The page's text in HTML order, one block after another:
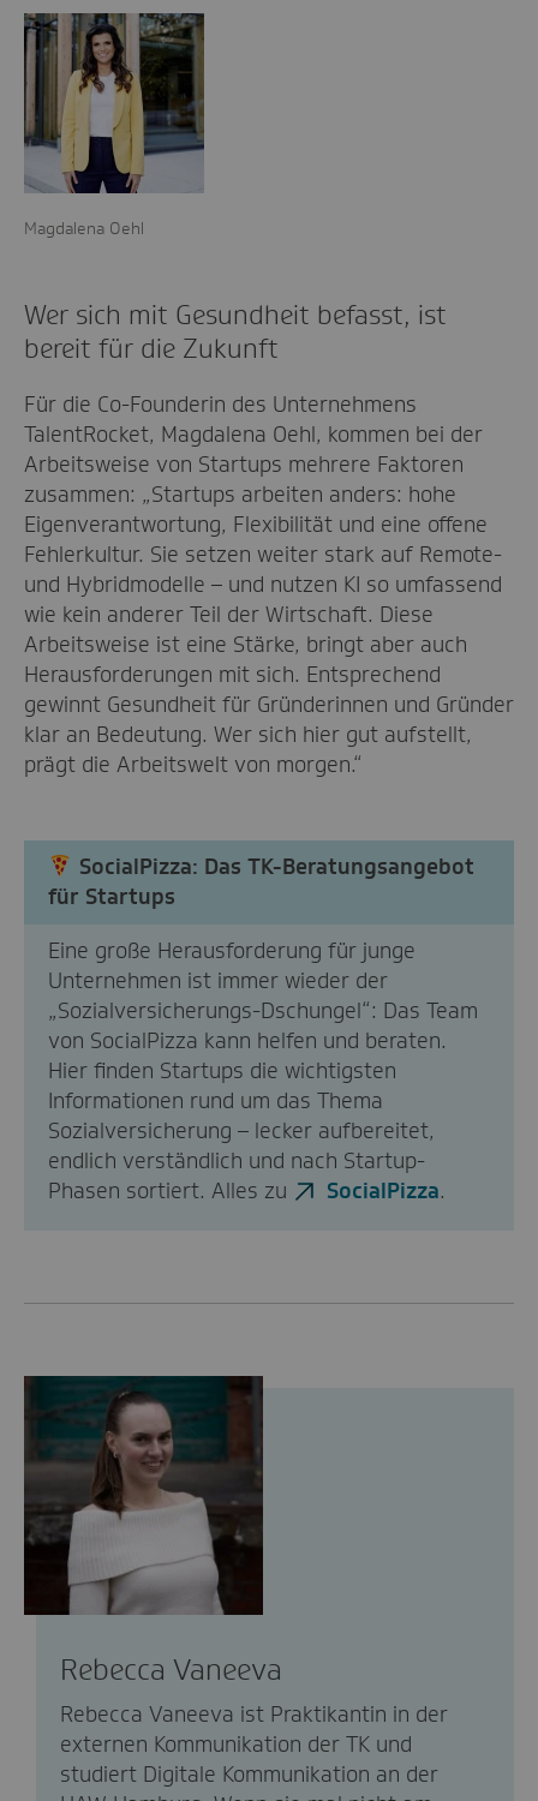
Magdalena Oehl
Wer sich mit Gesundheit befasst, ist
bereit für die Zukunft
Für die Co-Founderin des Unternehmens
TalentRocket, Magdalena Oehl, kommen bei der
Arbeitsweise von Startups mehrere Faktoren
zusammen: „Startups arbeiten anders: hohe
Eigenverantwortung, Flexibilität und eine offene
Fehlerkultur. Sie setzen weiter stark auf Remote-
und Hybridmodelle – und nutzen KI so umfassend
wie kein anderer Teil der Wirtschaft. Diese
Arbeitsweise ist eine Stärke, bringt aber auch
Herausforderungen mit sich. Entsprechend
gewinnt Gesundheit für Gründerinnen und Gründer
klar an Bedeutung. Wer sich hier gut aufstellt,
prägt die Arbeitswelt von morgen.“
SocialPizza: Das TK-Beratungsangebot
für Startups
Eine große Herausforderung für junge
Unternehmen ist immer wieder der
„Sozialversicherungs-Dschungel“: Das Team
von SocialPizza kann helfen und beraten.
Hier finden Startups die wichtigsten
Informationen rund um das Thema
Sozialversicherung – lecker aufbereitet,
endlich verständlich und nach Startup-
Phasen sortiert. Alles zu
SocialPizza.
Rebecca Vaneeva
Rebecca Vaneeva ist Praktikantin in der
externen Kommunikation der TK und
studiert Digitale Kommunikation an der